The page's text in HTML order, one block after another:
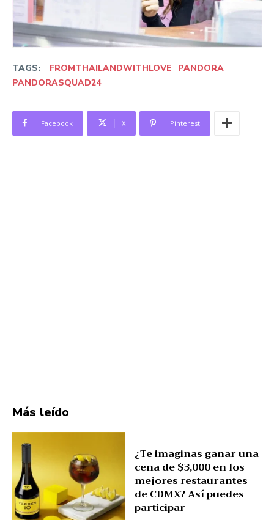
TAGS: FROMTHAILANDWITHLOVE
PANDORA
PANDORASQUAD24
Facebook X Pinterest
Más leído
¿Te imaginas ganar una
cena de $3,000 en los
mejores restaurantes
de CDMX? Así puedes
participar